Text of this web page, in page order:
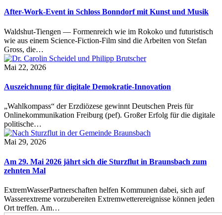
After-Work-Event in Schloss Bonndorf mit Kunst und Musik
Waldshut-Tiengen — Formenreich wie im Rokoko und futuristisch
wie aus einem Science-Fiction-Film sind die Arbeiten von Stefan
Gross, die…
Mai 22, 2026
Auszeichnung für digitale Demokratie-Innovation
„Wahlkompass“ der Erzdiözese gewinnt Deutschen Preis für
Onlinekommunikation Freiburg (pef). Großer Erfolg für die digitale
politische…
Mai 29, 2026
Am 29. Mai 2026 jährt sich die Sturzflut in Braunsbach zum
zehnten Mal
ExtremWasserPartnerschaften helfen Kommunen dabei, sich auf
Wasserextreme vorzubereiten Extremwetterereignisse können jeden
Ort treffen. Am…